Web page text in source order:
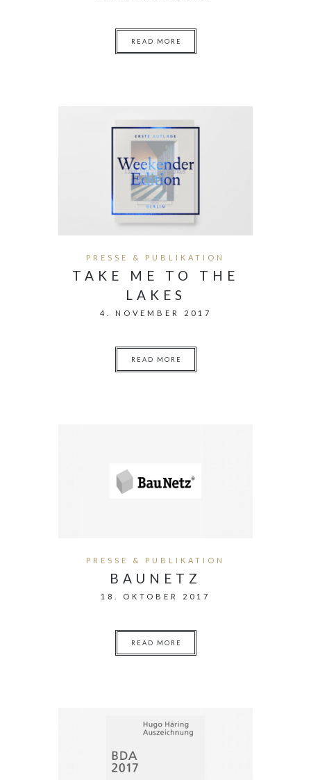
READ MORE
PRESSE & PUBLIKATION
TAKE ME TO THE
LAKES
4. NOVEMBER 2017
READ MORE
PRESSE & PUBLIKATION
BAUNETZ
18. OKTOBER 2017
READ MORE